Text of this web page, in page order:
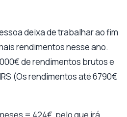
deixa de trabalhar ao fim
rendimentos nesse ano.
de rendimentos brutos e
(Os rendimentos até 6790€